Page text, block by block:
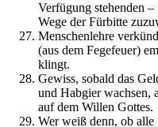
Verfügung stehenden
Wege der Fürbitte
Menschenlehre
(aus dem Fegefeuer)
klingt.
Gewiss, sobald das
und Habgier wachsen,
auf dem Willen Gottes.
Wer weiß denn, ob alle